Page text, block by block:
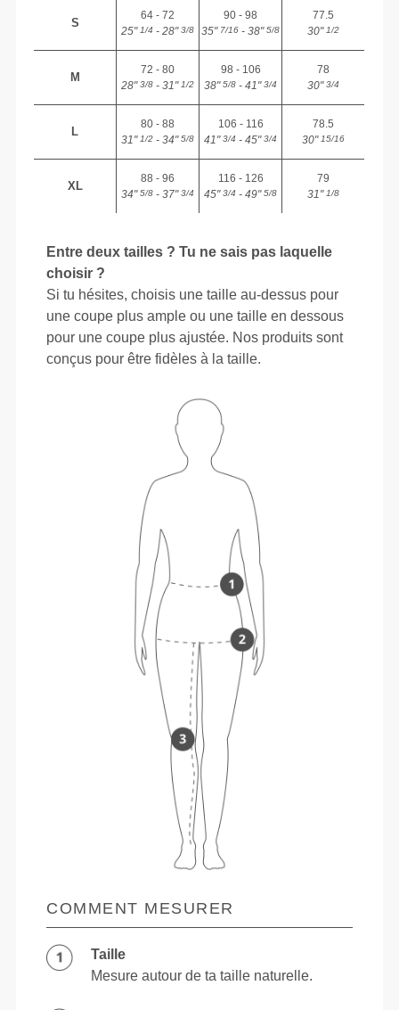
S
64 - 72
25"1/4 - 28"3/8
90 - 98
35"7/16 - 38"5/8
77.5
30"1/2
M
72 - 80
28"3/8 - 31"1/2
98 - 106
38"5/8 - 41"3/4
78
30"3/4
L
80 - 88
31"1/2 - 34"5/8
106 - 116
41"3/4 - 45"3/4
78.5
30"15/16
XL
88 - 96
34"5/8 - 37"3/4
116 - 126
45"3/4 - 49"5/8
79
31"1/8
Entre deux tailles ? Tu ne sais pas laquelle
choisir ?
Si tu hésites, choisis une taille au-dessus pour
une coupe plus ample ou une taille en dessous
pour une coupe plus ajustée. Nos produits sont
conçus pour être fidèles à la taille.
COMMENT MESURER
Taille
Mesure autour de ta taille naturelle.